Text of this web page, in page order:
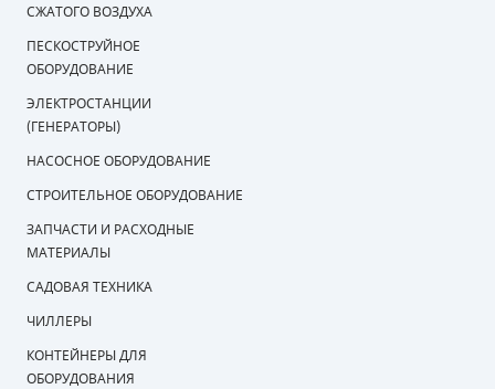
СЖАТОГО ВОЗДУХА
ПЕСКОСТРУЙНОЕ
ОБОРУДОВАНИЕ
ЭЛЕКТРОСТАНЦИИ
(ГЕНЕРАТОРЫ)
НАСОСНОЕ ОБОРУДОВАНИЕ
СТРОИТЕЛЬНОЕ ОБОРУДОВАНИЕ
ЗАПЧАСТИ И РАСХОДНЫЕ
МАТЕРИАЛЫ
САДОВАЯ ТЕХНИКА
ЧИЛЛЕРЫ
КОНТЕЙНЕРЫ ДЛЯ
ОБОРУДОВАНИЯ